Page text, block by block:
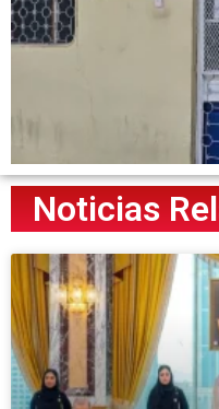
Noticias